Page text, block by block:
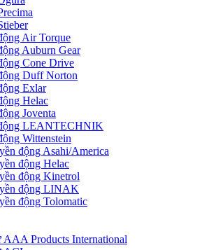
Air Torque
Auburn Gear
Cone Drive
Duff Norton
Exlar
Helac
Joventa
LEANTECHNIK
Wittenstein
động Asahi/America
động Helac
động Kinetrol
động LINAK
động Tolomatic
AAA Products International